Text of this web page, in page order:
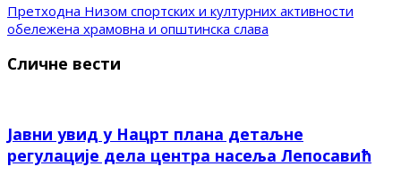
Претходна Низом спортских и културних активности
обележена храмовна и општинска слава
Сличне вести
Јавни увид у Нацрт плана детаљне
регулације дела центра насеља Лепосавић